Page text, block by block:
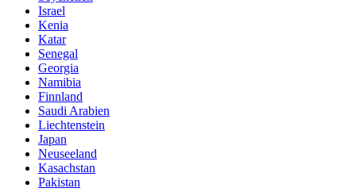
Israel
Kenia
Katar
Senegal
Georgia
Namibia
Finnland
Saudi Arabien
Liechtenstein
Japan
Neuseeland
Kasachstan
Pakistan